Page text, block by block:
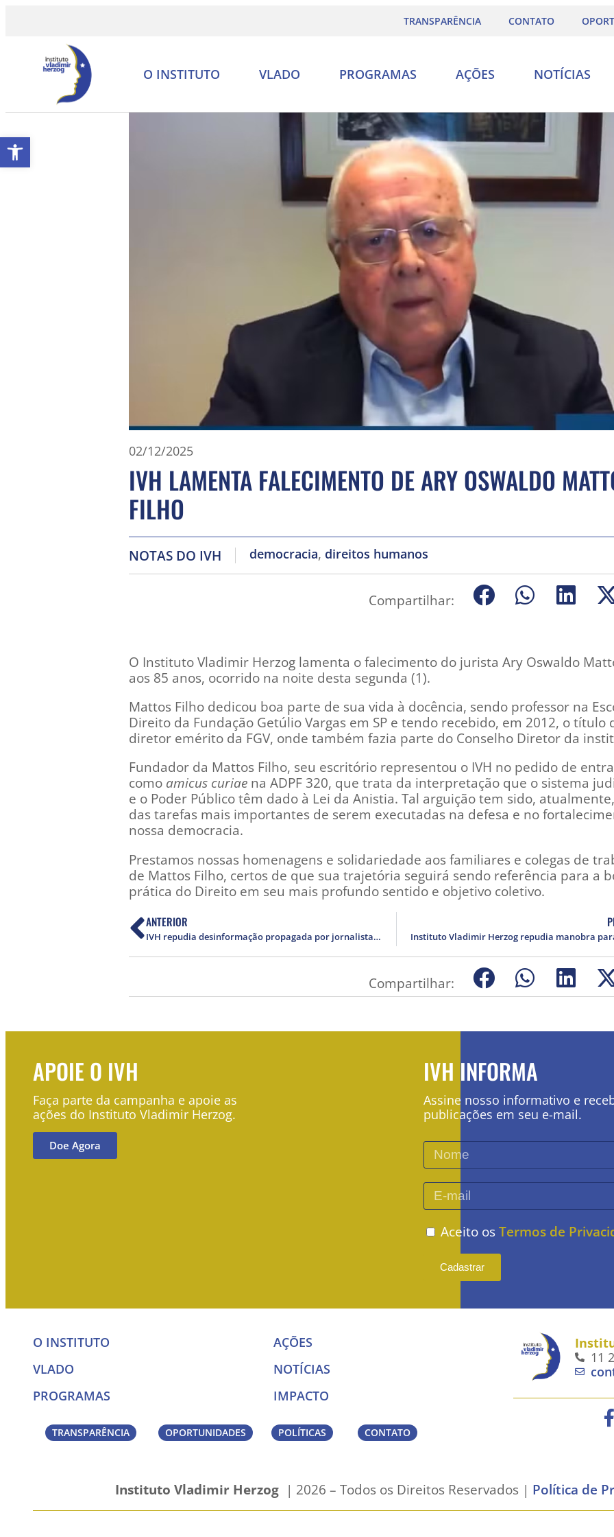
Abrir a barra de ferramentas
TRANSPARÊNCIA CONTATO
O INSTITUTO VLADO PROGRAMAS AÇÕES NOTÍCIAS
02/12/2025
IVH LAMENTA FALECIMENTO DE ARY OSWALDO
FILHO
NOTAS DO IVH democracia, direitos humanos
Compartilhar:
O Instituto Vladimir Herzog lamenta o falecimento do jurista Ary Oswaldo
aos 85 anos, ocorrido na noite desta segunda (1).
Mattos Filho dedicou boa parte de sua vida à docência, sendo professor na
Direito da Fundação Getúlio Vargas em SP e tendo recebido, em 2012, o título
diretor emérito da FGV, onde também fazia parte do Conselho Diretor da
Fundador da Mattos Filho, seu escritório representou o IVH no pedido de
como amicus curiae na ADPF 320, que trata da interpretação que o sistema
e o Poder Público têm dado à Lei da Anistia. Tal arguição tem sido,
das tarefas mais importantes de serem executadas na defesa e no
nossa democracia.
Prestamos nossas homenagens e solidariedade aos familiares e colegas de
de Mattos Filho, certos de que sua trajetória seguirá sendo referência para a
prática do Direito em seu mais profundo sentido e objetivo coletivo.
ANTERIOR
IVH repudia desinformação propagada por jornalista Madeleine Lacsko
Compartilhar:
APOIE O IVH
Faça parte da campanha e apoie as
ações do Instituto Vladimir Herzog.
Doe Agora
IVH INFORMA
Assine nosso informativo e
publicações em seu e-mail.
Aceito osTermos de
Cadastrar
O INSTITUTO
VLADO
PROGRAMAS
AÇÕES
NOTÍCIAS
IMPACTO
TRANSPARÊNCIA OPORTUNIDADES POLÍTICAS CONTATO
11
Instituto Vladimir Herzog | 2026 – Todos os Direitos Reservados | Política de